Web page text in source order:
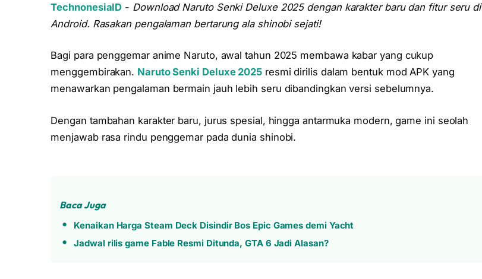
TechnonesiaID - Download Naruto Senki Deluxe 2025 dengan karakter baru dan fitur seru di
Android. Rasakan pengalaman bertarung ala shinobi sejati!
Bagi para penggemar anime Naruto, awal tahun 2025 membawa kabar yang cukup
menggembirakan. Naruto Senki Deluxe 2025 resmi dirilis dalam bentuk mod APK yang
menawarkan pengalaman bermain jauh lebih seru dibandingkan versi sebelumnya.
Dengan tambahan karakter baru, jurus spesial, hingga antarmuka modern, game ini seolah
menjawab rasa rindu penggemar pada dunia shinobi.
Baca Juga
Kenaikan Harga Steam Deck Disindir Bos Epic Games demi Yacht
Jadwal rilis game Fable Resmi Ditunda, GTA 6 Jadi Alasan?